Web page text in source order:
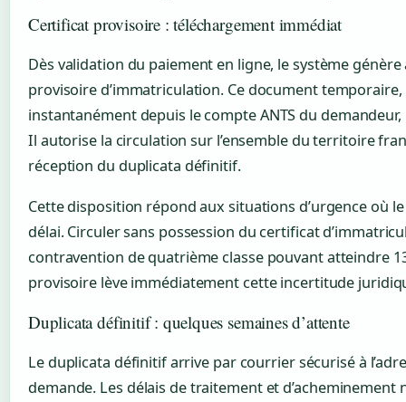
Certificat provisoire : téléchargement immédiat
Dès validation du paiement en ligne, le système
provisoire d’immatriculation. Ce document
instantanément depuis le compte ANTS du
Il autorise la circulation sur l’ensemble du territoire
réception du duplicata définitif.
Cette disposition répond aux situations d’urgence où
délai. Circuler sans possession du certificat
contravention de quatrième classe pouvant atteindre
provisoire lève immédiatement cette incertitude
Duplicata définitif : quelques semaines d’attente
Le duplicata définitif arrive par courrier sécurisé à
demande. Les délais de traitement et d’acheminement